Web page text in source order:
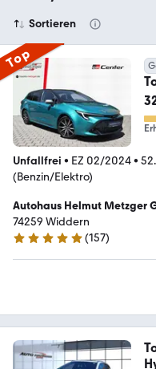
Sortieren
Top
Unfallfrei • EZ 02/2024•
(Benzin/Elektro)
Autohaus Helmut Metzger
74259 Widdern
4.9 Sterne
(157)